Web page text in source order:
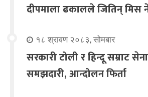
दीपमाला ढकालले जितिन् मिस
१८ श्रावण २०८३, सोमबार
सरकारी टोली र हिन्दू सम्राट
समझदारी, आन्दोलन फिर्ता